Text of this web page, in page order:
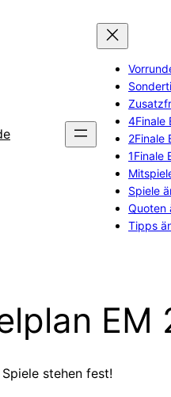
4Finale
2Finale
1Finale
Spiele
Quoten
Tipps
EM
stehen fest!